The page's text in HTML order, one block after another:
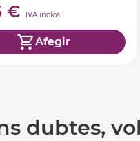
€ IVA inclòs
Afegir
dubtes,